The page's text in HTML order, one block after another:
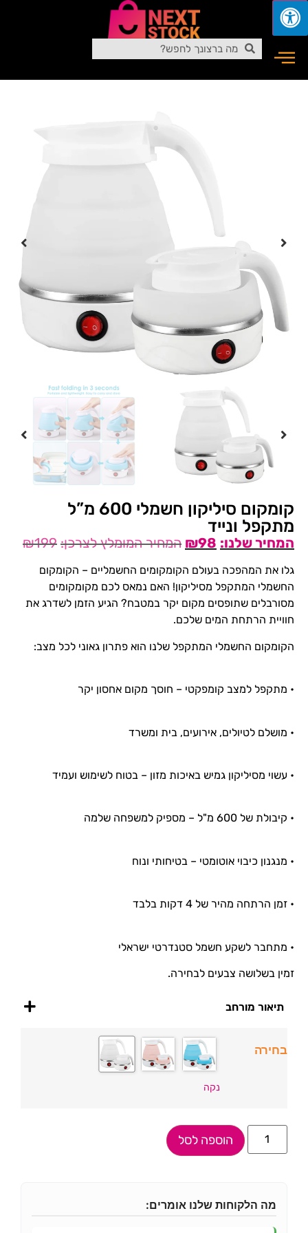
קומקום סיליקון חשמלי 600 מ”ל
מתקפל ונייד
₪199 ₪98
גלו את המהפכה בעולם הקומקומים החשמליים – הקומקום
החשמלי המתקפל מסיליקון! האם נמאס לכם מקומקומים
מסורבלים שתופסים מקום יקר במטבח? הגיע הזמן לשדרג את
חוויית הרתחת המים שלכם.
הקומקום החשמלי המתקפל שלנו הוא פתרון גאוני לכל מצב:
• מתקפל למצב קומפקטי – חוסך מקום אחסון יקר
• מושלם לטיולים, אירועים, בית ומשרד
• עשוי מסיליקון גמיש באיכות מזון – בטוח לשימוש ועמיד
• קיבולת של 600 מ"ל – מספיק למשפחה שלמה
• מנגנון כיבוי אוטומטי – בטיחותי ונוח
• זמן הרתחה מהיר של 4 דקות בלבד
• מתחבר לשקע חשמל סטנדרטי ישראלי
זמין בשלושה צבעים לבחירה.
תיאור מורחב
בחירה
נקה
הוספה לסל
מה הלקוחות שלנו אומרים: